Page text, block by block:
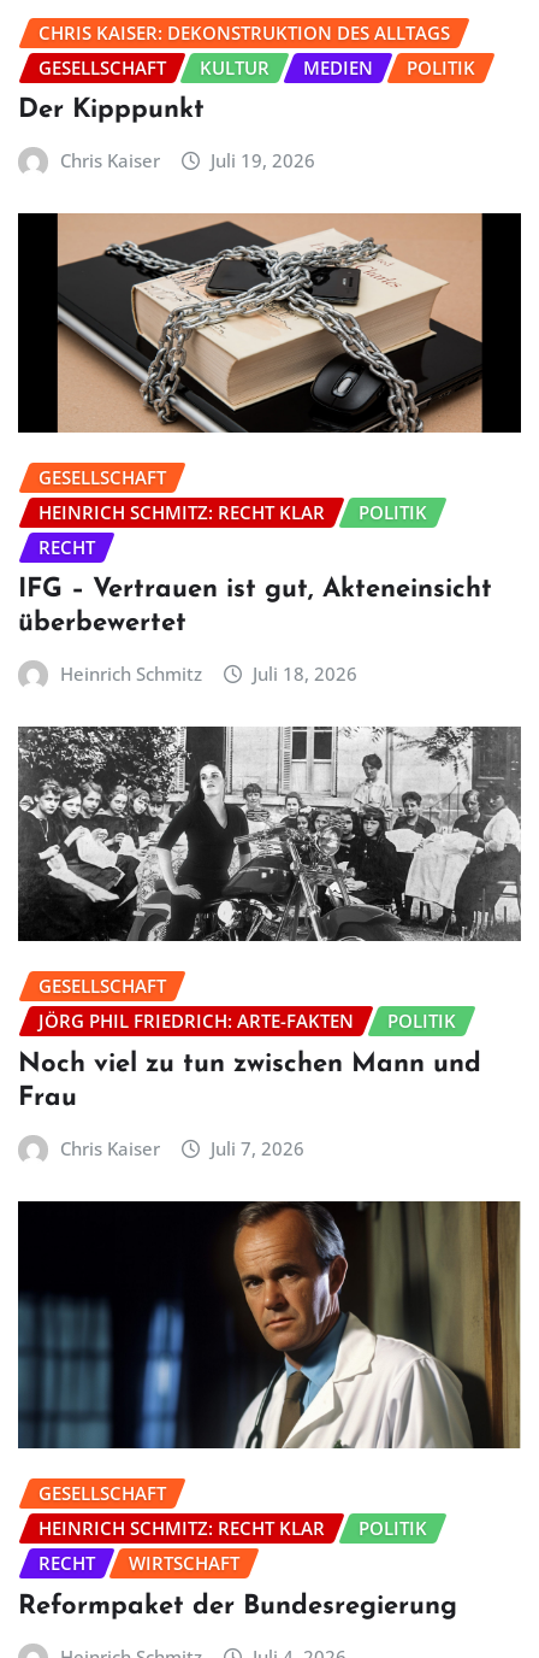
CHRIS KAISER: DEKONSTRUKTION DES ALLTAGS
GESELLSCHAFT
KULTUR MEDIEN POLITIK
Der Kipppunkt
Chris Kaiser Juli 19, 2026
GESELLSCHAFT
HEINRICH SCHMITZ: RECHT KLAR
POLITIK
RECHT
IFG – Vertrauen ist gut, Akteneinsicht
überbewertet
Heinrich Schmitz Juli 18, 2026
GESELLSCHAFT
JÖRG PHIL FRIEDRICH: ARTE-FAKTEN
POLITIK
Noch viel zu tun zwischen Mann und
Frau
Chris Kaiser Juli 7, 2026
GESELLSCHAFT
HEINRICH SCHMITZ: RECHT KLAR
POLITIK
RECHT
WIRTSCHAFT
Reformpaket der Bundesregierung